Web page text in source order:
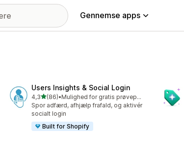
Gennemse apps
Users Insights & Social Login
4,3ud af 5 stjerner
(86)
86 anmeldelser i alt
•
Mulighed for gratis prøveperiode
Spor adfærd, afhjælp frafald, og aktivér
socialt login
Built for Shopify